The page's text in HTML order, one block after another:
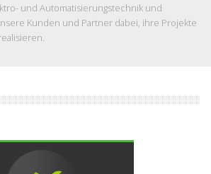
und Automatisierungstechnik und
Kunden und Partner dabei, ihre Projekte